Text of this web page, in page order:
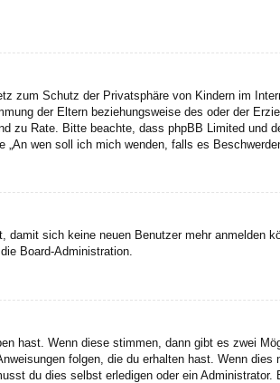
zum Schutz der Privatsphäre von Kindern im
der Eltern beziehungsweise des oder der
Rate. Bitte beachte, dass phpBB Limited und
wen soll ich mich wenden, falls es
sich keine neuen Benutzer mehr anmelden
Board-Administration.
hast. Wenn diese stimmen, dann gibt es zwei
folgen, die du erhalten hast. Wenn
du dies selbst erledigen oder ein